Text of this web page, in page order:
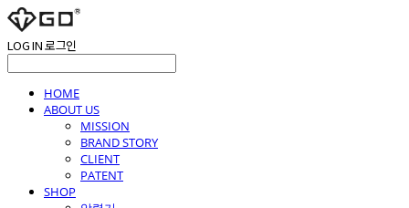
LOG IN로그인
HOME
ABOUT US
MISSION
BRAND STORY
CLIENT
PATENT
SHOP